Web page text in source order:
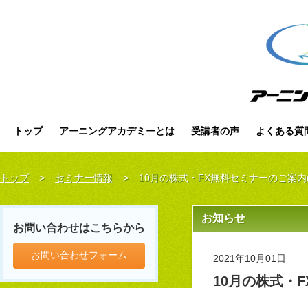
トップ アーニングアカデミーとは 受講者の声 よくある質
トップ > セミナー情報 > 10月の株式・FX無料セミナーのご案
お知らせ
2021年10月01日
10月の株式・
お問い合わせはこちらから
お問い合わせフォーム